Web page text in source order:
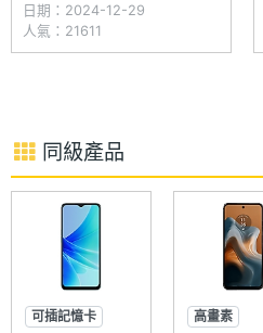
有 6.88 吋大螢幕、5,000 萬畫
素三鏡頭與 5,160mAh 大電
日期：2024-12-29
人氣：21611
同級產品
可插記憶卡
高畫素